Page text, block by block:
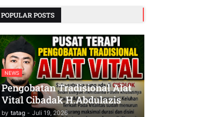
POPULAR POSTS
NEWS
Pengobatan Tradisional Alat
Vital Cibadak H.Abdulazis
by tatag - Juli 19, 2026